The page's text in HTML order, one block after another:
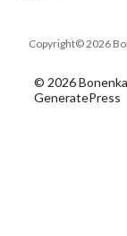
Copyright© 2026
© 2026
GeneratePress